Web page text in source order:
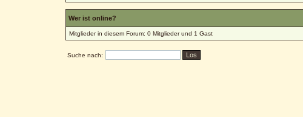
Wer ist online?
Mitglieder in diesem Forum: 0 Mitglieder und 1 Gast
Suche nach: